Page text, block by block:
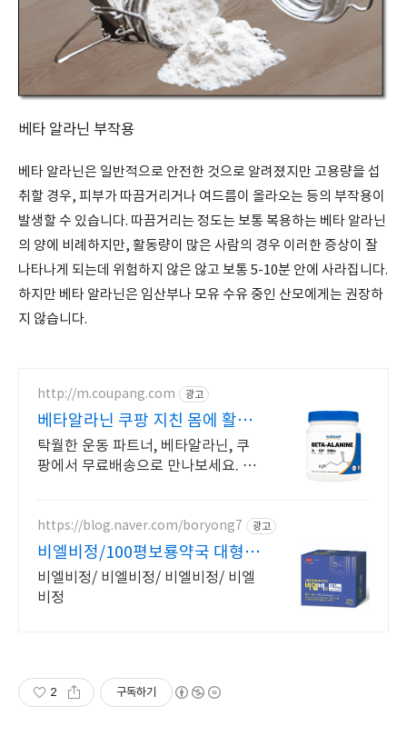
베타 알라닌 부작용
베타 알라닌은 일반적으로 안전한 것으로 알려졌지만 고용량을 섭
취할 경우, 피부가 따끔거리거나 여드름이 올라오는 등의 부작용이
발생할 수 있습니다. 따끔거리는 정도는 보통 복용하는 베타 알라닌
의 양에 비례하지만, 활동량이 많은 사람의 경우 이러한 증상이 잘
나타나게 되는데 위험하지 않은 않고 보통 5-10분 안에 사라집니다.
하지만 베타 알라닌은 임산부나 모유 수유 중인 산모에게는 권장하
지 않습니다.
http://m.coupang.com 광고
베타알라닌 쿠팡 지친 몸에 활력
을 채워봐요
탁월한 운동 파트너, 베타알라닌, 쿠
팡에서 무료배송으로 만나보세요. 컨
https://blog.naver.com/boryong7 광고
비엘비정/100평보룡약국 대형약
국/태릉입구,육사 근처
비엘비정/ 비엘비정/ 비엘비정/ 비엘
비정
2 구독하기